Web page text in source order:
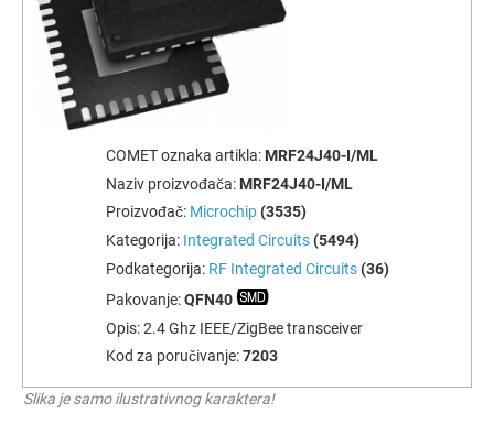
COMET oznaka artikla: MRF24J40-I/ML
Naziv proizvođača: MRF24J40-I/ML
Proizvođač: Microchip (3535)
Kategorija: Integrated Circuits (5494)
Podkategorija: RF Integrated Circuits (36)
Pakovanje:QFN40
Opis:2.4 Ghz IEEE/ZigBee transceiver
Kod za poručivanje:7203
Slika je samo ilustrativnog karaktera!